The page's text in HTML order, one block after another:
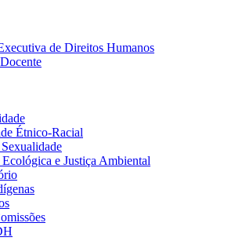
de Direitos Humanos
Étnico-Racial
e Justiça Ambiental